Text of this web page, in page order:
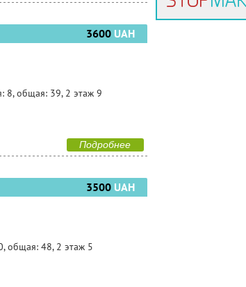
3600UAH
8, общая: 39, 2 этаж 9
Подробнее
3500UAH
общая: 48, 2 этаж 5